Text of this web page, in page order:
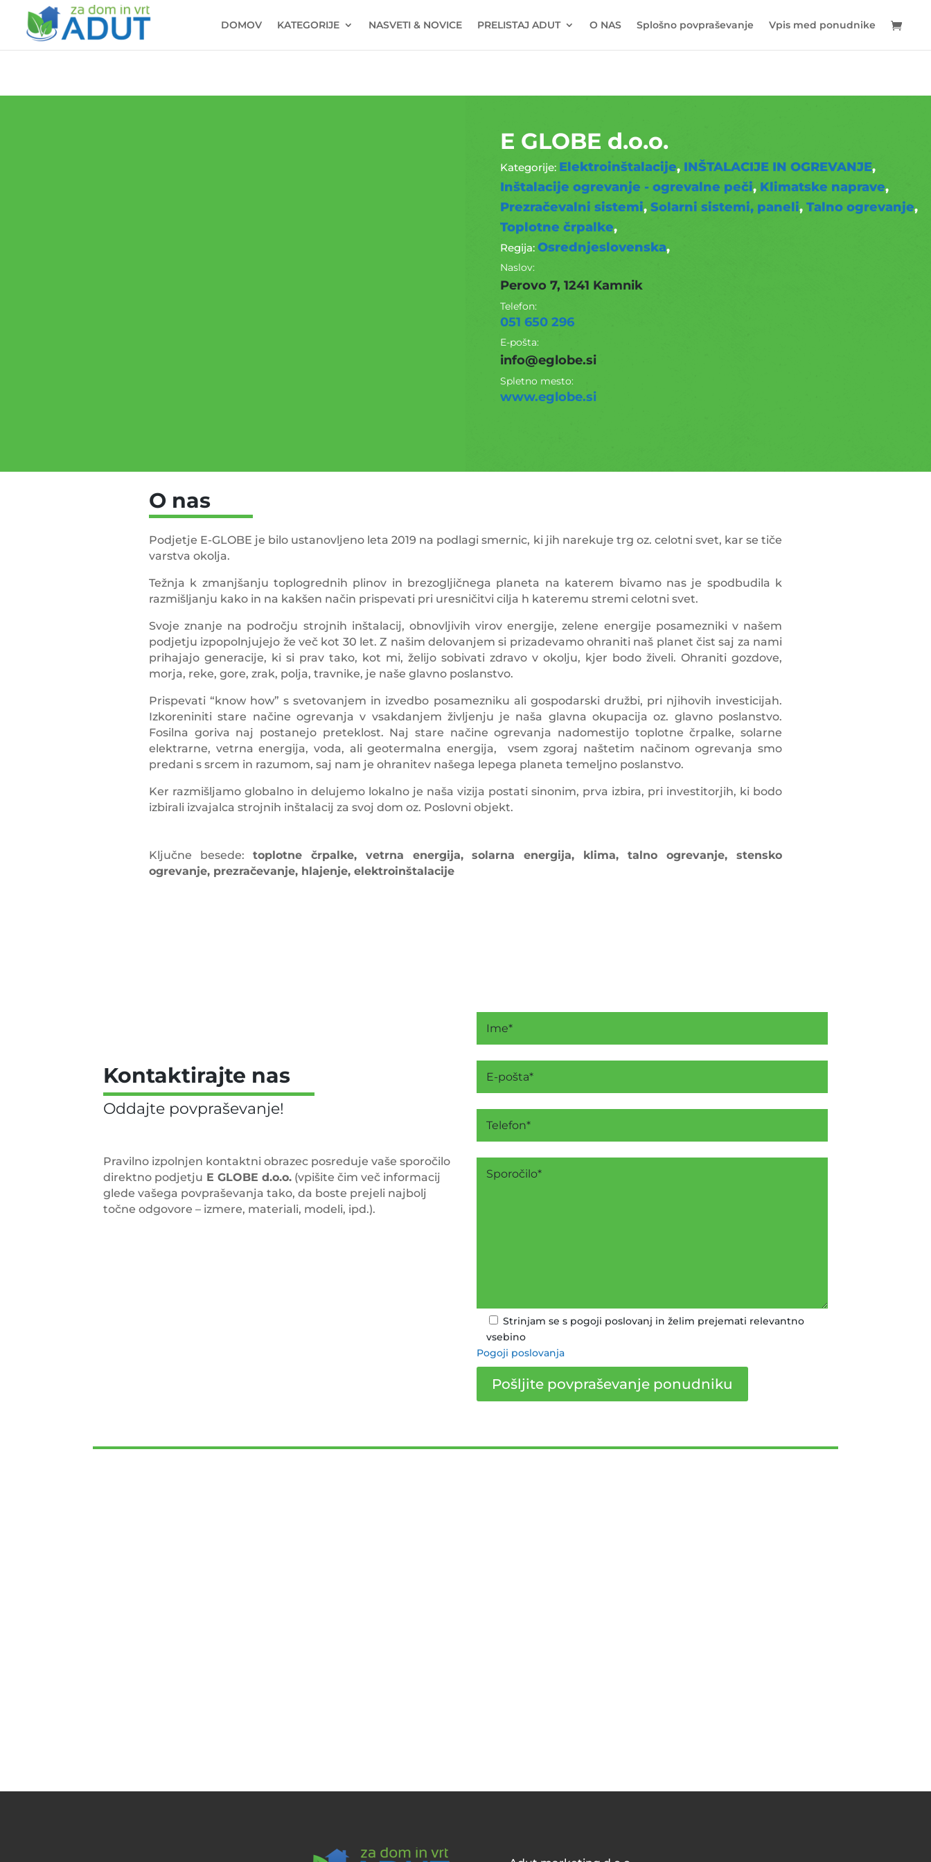
DOMOV KATEGORIJE NASVETI & NOVICE PRELISTAJ ADUT O NAS Splošno povpraševanje Vpis med ponudnike
E GLOBE d.o.o.
Elektroinštalacije INŠTALACIJE IN OGREVANJE
Inštalacije ogrevanje - ogrevalne peči Klimatske naprave
Prezračevalni sistemi Solarni sistemi, paneli Talno ogrevanje
Toplotne črpalke
Osrednjeslovenska
Naslov:
Perovo 7, 1241 Kamnik
Telefon:
051 650 296
E-pošta:
info@eglobe.si
Spletno mesto:
www.eglobe.si
O nas
Podjetje E-GLOBE je bilo ustanovljeno leta 2019 na podlagi smernic, ki jih narekuje trg oz. celotni svet, kar se tiče
varstva okolja.
Težnja k zmanjšanju toplogrednih plinov in brezogljičnega planeta na katerem bivamo nas je spodbudila k
razmišljanju kako in na kakšen način prispevati pri uresničitvi cilja h kateremu stremi celotni svet.
Svoje znanje na področju strojnih inštalacij, obnovljivih virov energije, zelene energije posamezniki v našem
podjetju izpopolnjujejo že več kot 30 let. Z našim delovanjem si prizadevamo ohraniti naš planet čist saj za nami
prihajajo generacije, ki si prav tako, kot mi, želijo sobivati zdravo v okolju, kjer bodo živeli. Ohraniti gozdove,
morja, reke, gore, zrak, polja, travnike, je naše glavno poslanstvo.
Prispevati “know how” s svetovanjem in izvedbo posamezniku ali gospodarski družbi, pri njihovih investicijah.
Izkoreniniti stare načine ogrevanja v vsakdanjem življenju je naša glavna okupacija oz. glavno poslanstvo.
Fosilna goriva naj postanejo preteklost. Naj stare načine ogrevanja nadomestijo toplotne črpalke, solarne
elektrarne, vetrna energija, voda, ali geotermalna energija, vsem zgoraj naštetim načinom ogrevanja smo
predani s srcem in razumom, saj nam je ohranitev našega lepega planeta temeljno poslanstvo.
Ker razmišljamo globalno in delujemo lokalno je naša vizija postati sinonim, prva izbira, pri investitorjih, ki bodo
izbirali izvajalca strojnih inštalacij za svoj dom oz. Poslovni objekt.
Ključne besede: toplotne črpalke, vetrna energija, solarna energija, klima, talno ogrevanje, stensko
ogrevanje, prezračevanje, hlajenje, elektroinštalacije
Kontaktirajte nas
Pravilno izpolnjen kontaktni obrazec posreduje vaše sporočilo
direktno podjetju E GLOBE d.o.o. (vpišite čim več informacij
glede vašega povpraševanja tako, da boste prejeli najbolj
točne odgovore – izmere, materiali, modeli, ipd.).
Strinjam se s pogoji poslovanj in želim prejemati relevantno
vsebino
Pogoji poslovanja